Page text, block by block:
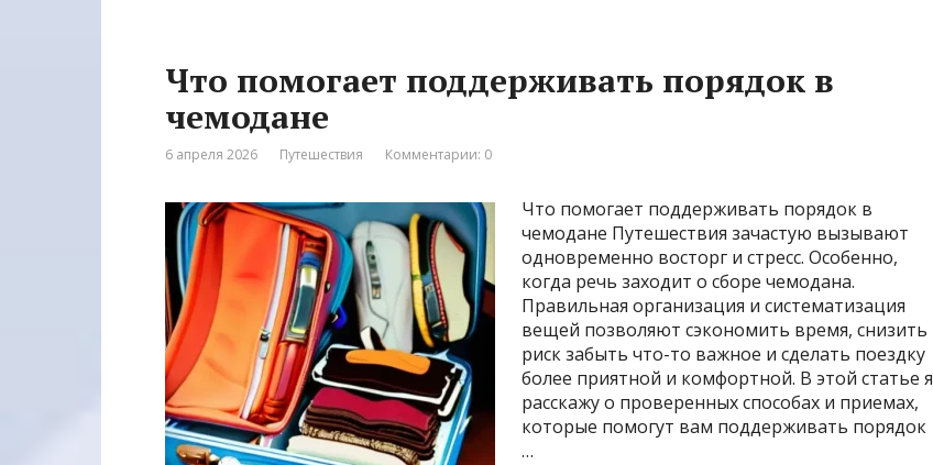
Что помогает поддерживать порядок в
чемодане
6 апреля 2026 Путешествия Комментарии: 0
Что помогает поддерживать порядок в
чемодане Путешествия зачастую вызывают
одновременно восторг и стресс. Особенно,
когда речь заходит о сборе чемодана.
Правильная организация и систематизация
вещей позволяют сэкономить время, снизить
риск забыть что-то важное и сделать поездку
более приятной и комфортной. В этой статье я
расскажу о проверенных способах и приемах,
которые помогут вам поддерживать порядок
…